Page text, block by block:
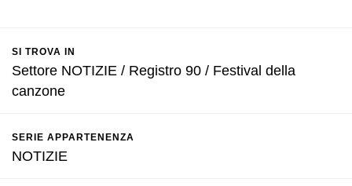
SI TROVA IN
Settore NOTIZIE / Registro 90 / Festival della
canzone
SERIE APPARTENENZA
NOTIZIE